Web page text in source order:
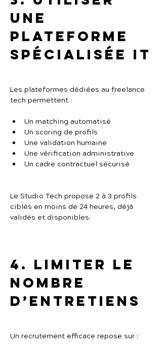
une
plateforme
spécialisée IT
Les plateformes dédiées au freelance
tech permettent :
Un matching automatisé
Un scoring de profils
Une validation humaine
Une vérification administrative
Un cadre contractuel sécurisé
Le Studio Tech propose 2 à 3 profils
ciblés en moins de 24 heures, déjà
validés et disponibles.
4. Limiter le
nombre
d’entretiens
Un recrutement efficace repose sur :